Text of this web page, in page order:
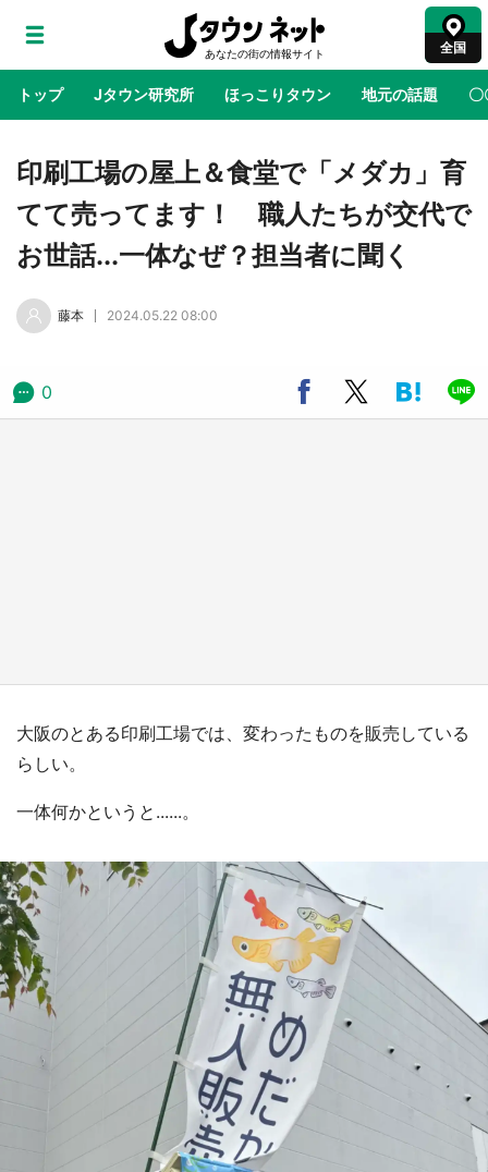
全国
トップ Jタウン研究所 ほっこりタウン 地元の話題 〇
地域×二次元 絶景 あの時はありがとう 物語がはじ
アニメ『はたらく細胞』と神奈川県の3度目コ
ラボ 作品の世界観通じて「小児がん」学べる
印刷工場の屋上＆食堂で「メダカ」育
てて売ってます！ 職人たちが交代で
お世話...一体なぜ？担当者に聞く
藤本 2024.05.22 08:00
0
大阪のとある印刷工場では、変わったものを販売している
らしい。
一体何かというと......。